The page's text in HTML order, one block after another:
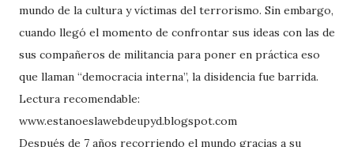
mundo de la cultura y víctimas del terrorismo. Sin embargo,
cuando llegó el momento de confrontar sus ideas con las de
sus compañeros de militancia para poner en práctica eso
que llaman “democracia interna”, la disidencia fue barrida.
Lectura recomendable:
www.estanoeslawebdeupyd.blogspot.com
Después de 7 años recorriendo el mundo gracias a su